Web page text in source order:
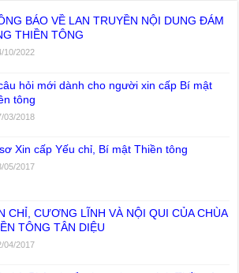
BÁO VỀ LAN TRUYỀN NỘI DUNG ĐÁM
THIỀN TÔNG
10/2022
hỏi mới dành cho người xin cấp Bí mật
tông
03/2018
Xin cấp Yếu chỉ, Bí mật Thiền tông
05/2017
CHỈ, CƯƠNG LĨNH VÀ NỘI QUI CỦA CHÙA
TÔNG TÂN DIỆU
04/2017